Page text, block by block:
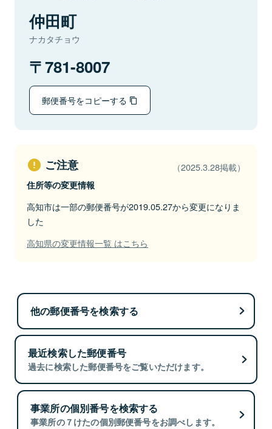
仲田町
ナカタチョウ
781-8007
郵便番号をコピーする
ご注意 （2025.3.28掲載）
住所等の変更情報
高知市は一部の郵便番号が2019.05.27から変更になりま
した
高知県の変更情報一覧 はこちら
他の郵便番号を検索する
最近検索した郵便番号
過去に検索した郵便番号をご覧いただけます。
事業所の個別番号を検索する
事業所の７けたの個別郵便番号をお調べします。